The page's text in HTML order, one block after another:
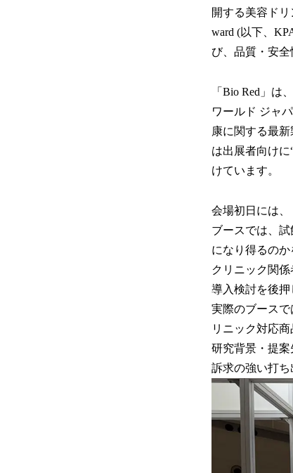
開する美容ド
ward (以下、
び、品質・安
「Bio Red」は
ワールド ジャ
康に関する最
は出展者向け
けています。
会場初日には、
ブースでは、
になり得るの
クリニック関
導入検討を後押
実際のブースで
リニック対応
研究背景・提
訴求の強い打ち